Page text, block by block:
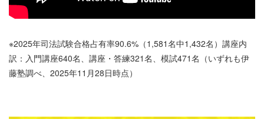
※2025年司法試験合格占有率90.6%（1,581名中1,432名）講座内
訳：入門講座640名、講座・答練321名、模試471名（いずれも伊
藤塾調べ、2025年11月28日時点）